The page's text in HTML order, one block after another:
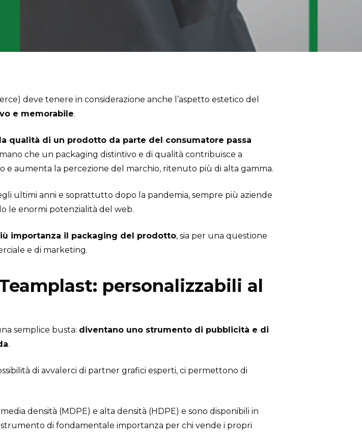
deve tenere in considerazione anche l’aspetto estetico del
e memorabile.
qualità di un prodotto da parte del consumatore passa
che un packaging distintivo e di qualità contribuisce a
aumenta la percezione del marchio, ritenuto più di alta gamma.
ultimi anni e soprattutto dopo la pandemia, sempre più aziende
le enormi potenzialità del web.
importanza il packaging del prodotto, sia per una questione
e di marketing.
personalizzabili al
semplice busta: diventano uno strumento di pubblicità e di
.
di avvalerci di partner grafici esperti, ci permettono di
densità (MDPE) e alta densità (HDPE) e sono disponibili in
di fondamentale importanza per chi vende i propri